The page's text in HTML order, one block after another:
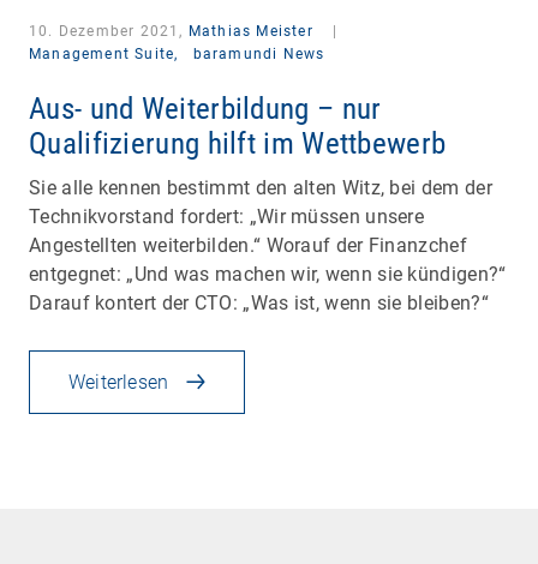
10. Dezember 2021, Mathias Meister
Management Suite,
baramundi News
Aus- und Weiterbildung – nur
Qualifizierung hilft im Wettbewerb
Sie alle kennen bestimmt den alten Witz, bei dem der
Technikvorstand fordert: „Wir müssen unsere
Angestellten weiterbilden.“ Worauf der Finanzchef
entgegnet: „Und was machen wir, wenn sie kündigen?“
Darauf kontert der CTO: „Was ist, wenn sie bleiben?“
Weiterlesen